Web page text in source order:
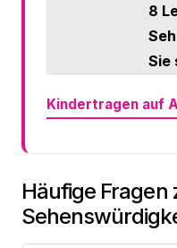
8
Sie
Kindertragen auf
Häufige Fragen